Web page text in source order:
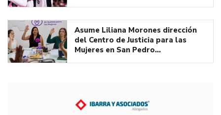
Asume Liliana Morones dirección
del Centro de Justicia para las
Mujeres en San Pedro…